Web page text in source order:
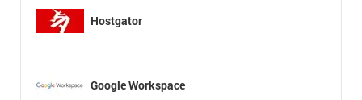
Hostgator
Google Workspace